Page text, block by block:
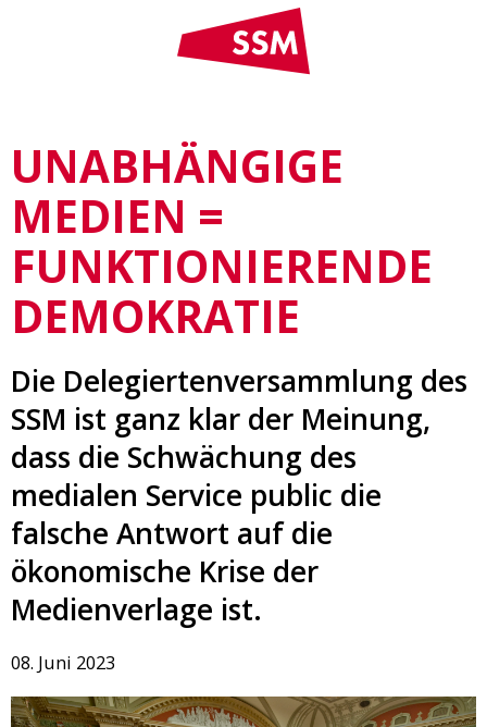
UNABHÄNGIGE
MEDIEN =
FUNKTIONIERENDE
DEMOKRATIE
Die Delegiertenversammlung des
SSM ist ganz klar der Meinung,
dass die Schwächung des
medialen Service public die
falsche Antwort auf die
ökonomische Krise der
Medienverlage ist.
08. Juni 2023